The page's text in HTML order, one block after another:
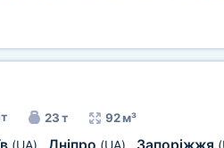
23 т 92 м³
(UA) (UA)